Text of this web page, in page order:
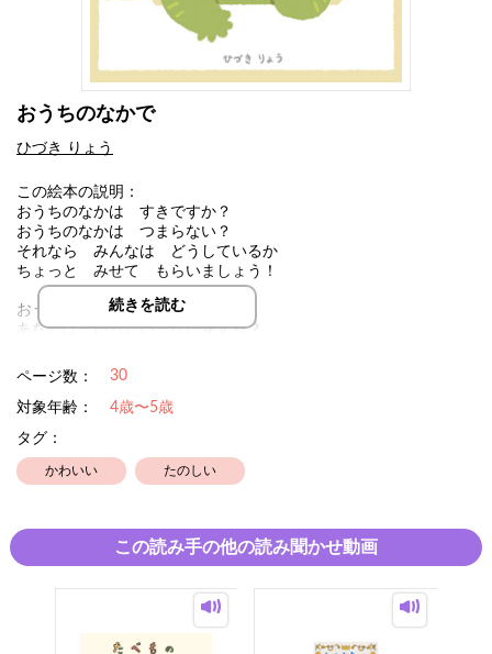
おうちのなかで
ひづき りょう
この絵本の説明：
おうちのなかは すきですか？
おうちのなかは つまらない？
それなら みんなは どうしているか
ちょっと みせて もらいましょう！
おうちのなかで おうちのなかで
あなたは いったい なにをする？
続きを読む
ページ数： 30
対象年齢：
4歳〜5歳
タグ：
かわいい たのしい
この読み手の他の読み聞かせ動画